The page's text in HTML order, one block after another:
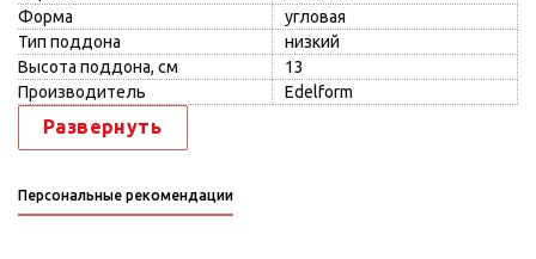
Форма
угловая
Тип поддона
низкий
Высота поддона, см
13
Производитель
Edelform
Развернуть
Персональные рекомендации